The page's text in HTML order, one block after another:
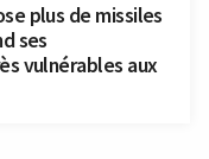
plus de missiles
ses
vulnérables aux